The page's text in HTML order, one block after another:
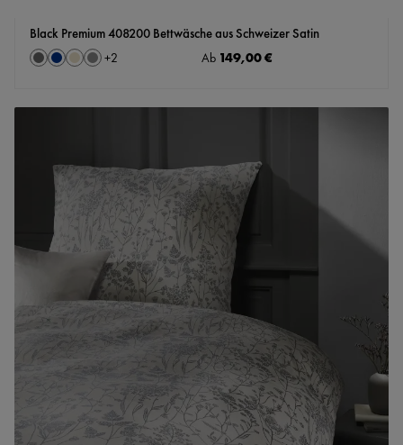
Black Premium 408200 Bettwäsche aus Schweizer Satin
Farbeauswählen
GranitMarine
PerleStahl
+2 Regulärer Preis:
Ab 149,00 €